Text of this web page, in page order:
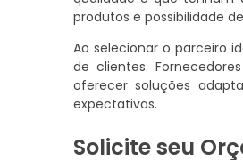
produtos e possibilidade
Ao selecionar o parceiro
de clientes.
oferecer soluções
expectativas.
Solicite seu